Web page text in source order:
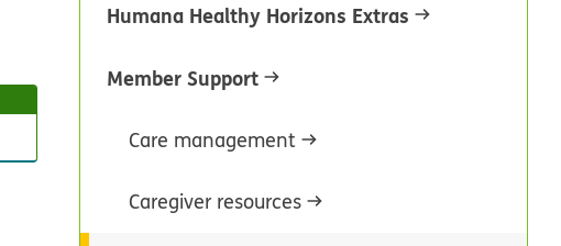
Humana Healthy Horizons Extras
Member Support
Care management
Caregiver resources